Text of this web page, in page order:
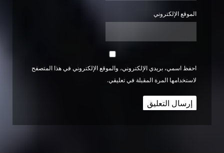
الموقع الإلكتروني
احفظ اسمي، بريدي الإلكتروني، والموقع الإلكتروني في هذا المتصفح
لاستخدامها المرة المقبلة في تعليقي.